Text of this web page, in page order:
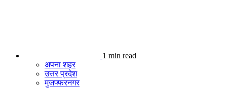
1 min read
अपना शहर
उत्तर प्रदेश
मुजफ्फरनगर